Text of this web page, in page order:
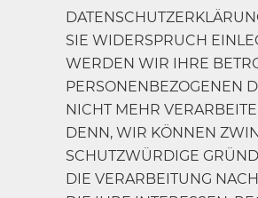
SIE WIDERSPRUCH
WERDEN WIR IHRE
PERSONENBEZOGENEN
NICHT MEHR
DENN, WIR KÖNNEN
SCHUTZWÜRDIGE
DIE VERARBEITUNG